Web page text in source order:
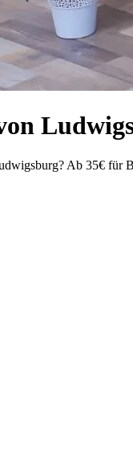
Ab 35€ für